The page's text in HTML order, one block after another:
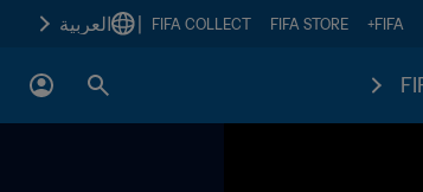
FIFA+
FIFA STORE
FIFA COLLECT العربية